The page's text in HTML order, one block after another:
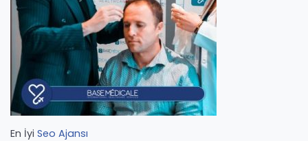
En İyi Seo Ajansı